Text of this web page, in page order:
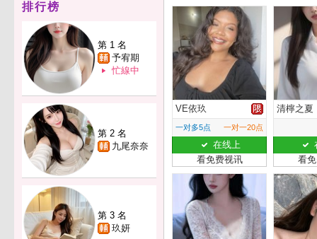
排行榜
第 1 名
予宥期
忙線中
第 2 名
九尾奈奈
第 3 名
玖妍
VE依玖
一对多5点 一对一20点
在线上
看免费视讯
清檸之夏
看